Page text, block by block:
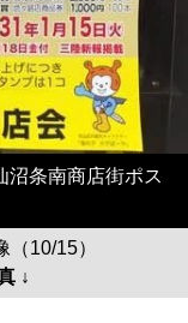
沼条南商店街ポス
10/15）
↓